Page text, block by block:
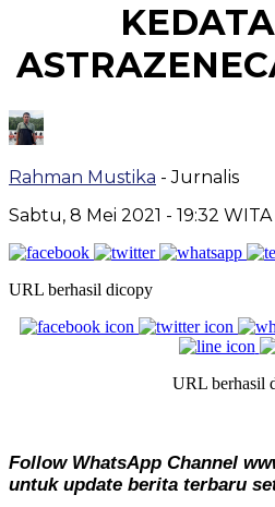
Rahman Mustika - Jurnalis
Sabtu, 8 Mei 2021 - 19:32 WITA
URL berhasil dicopy
URL berhasil
Follow WhatsApp Channel
untuk update berita terbaru